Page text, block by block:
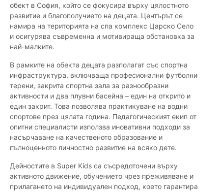
обект в София, който се фокусира върху цялостното
развитие и благополучието на децата. Центърът се
намира на територията на спа комплекс Царско Село
и осигурява съвременна и мотивираща обстановка за
най-малките.
В рамките на обекта децата разполагат със спортна
инфраструктура, включваща професионални футболни
терени, закрита спортна зала за разнообразни
активности и два плувни басейна – един на открито и
един закрит. Това позволява практикуване на водни
спортове през цялата година. Педагогическият екип от
опитни специалисти използва иновативни подходи за
насърчаване на качественото образование и
пълноценното личностно развитие на всяко дете.
Дейностите в Super Kids са съсредоточени върху
активното движение, обучението чрез преживяване и
прилагането на индивидуален подход, което гарантира